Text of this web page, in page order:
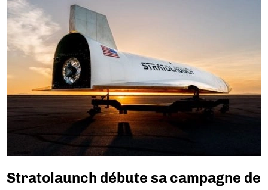
Stratolaunch débute sa campagne de